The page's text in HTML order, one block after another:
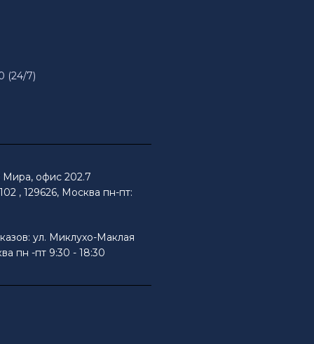
(24/7)
офис 202.7
, 129626, Москва пн-пт:
ул. Миклухо-Маклая
пн -пт 9:30 - 18:30